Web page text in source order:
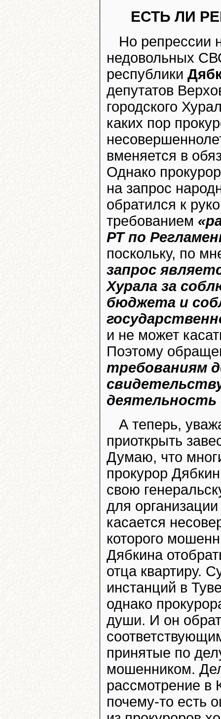
ЕСТЬ ЛИ
Но репрессии
недовольных
республики
депутатов
городского
каких пор
вменяется в
Однако
на запрос
обратился к
требованием
РТ по
поскольку, по
запрос
Хурала за
бюджета и
и не может
Поэтому
требованиям
деятельность
А теперь,
приоткрыть
Думаю, что
прокурор
свою
для
касается
которого
Дябкина
отца квартиру.
инстанций в
однако
души. И он
принятые по
мошенником.
рассмотрение в
почему-то есть